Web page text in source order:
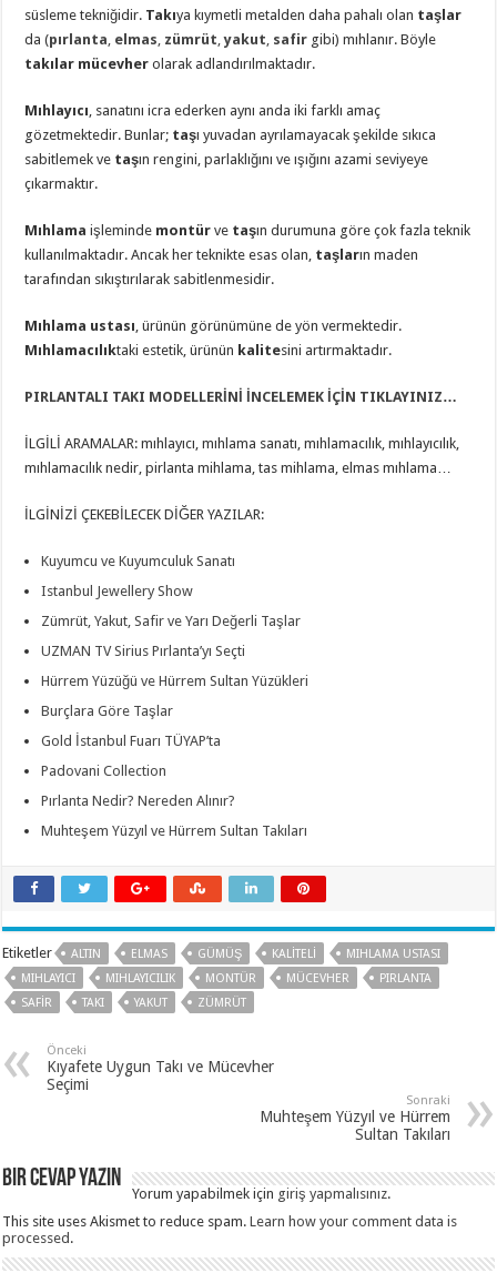
süsleme tekniğidir. Takıya kıymetli metalden daha pahalı olan taşlar
da (pırlanta, elmas, zümrüt,yakut, safir gibi) mıhlanır. Böyle
takılar mücevher olarak adlandırılmaktadır.
Mıhlayıcı, sanatını icra ederken aynı anda iki farklı amaç
gözetmektedir. Bunlar; taşı yuvadan ayrılamayacak şekilde sıkıca
sabitlemek ve taşın rengini, parlaklığını ve ışığını azami seviyeye
çıkarmaktır.
Mıhlama işleminde montür ve taşın durumuna göre çok fazla teknik
kullanılmaktadır. Ancak her teknikte esas olan, taşların maden
tarafından sıkıştırılarak sabitlenmesidir.
Mıhlama ustası, ürünün görünümüne de yön vermektedir.
Mıhlamacılıktaki estetik, ürünün kalitesini artırmaktadır.
PIRLANTALI TAKI MODELLERİNİ İNCELEMEK İÇİN TIKLAYINIZ…
İLGİLİ ARAMALAR: mıhlayıcı, mıhlama sanatı, mıhlamacılık, mıhlayıcılık,
mıhlamacılık nedir, pirlanta mihlama, tas mihlama, elmas mıhlama…
İLGİNİZİ ÇEKEBİLECEK DİĞER YAZILAR:
Kuyumcu ve Kuyumculuk Sanatı
Istanbul Jewellery Show
Zümrüt, Yakut, Safir ve Yarı Değerli Taşlar
UZMAN TV Sirius Pırlanta’yı Seçti
Hürrem Yüzüğü ve Hürrem Sultan Yüzükleri
Burçlara Göre Taşlar
Gold İstanbul Fuarı TÜYAP’ta
Padovani Collection
Pırlanta Nedir? Nereden Alınır?
Muhteşem Yüzyıl ve Hürrem Sultan Takıları
Etiketler ALTIN ELMAS GÜMÜŞ KALITELI
MIHLAMA USTASI
MIHLAYICI
MIHLAYICILIK MONTÜR MÜCEVHER
PIRLANTA
SAFIR
TAKI YAKUT ZÜMRÜT
Önceki
Kıyafete Uygun Takı ve Mücevher
Seçimi
Sonraki
Muhteşem Yüzyıl ve Hürrem
Sultan Takıları
Bir cevap yazın
Yorum yapabilmek için giriş yapmalısınız.
This site uses Akismet to reduce spam.Learn how your comment data is
processed .